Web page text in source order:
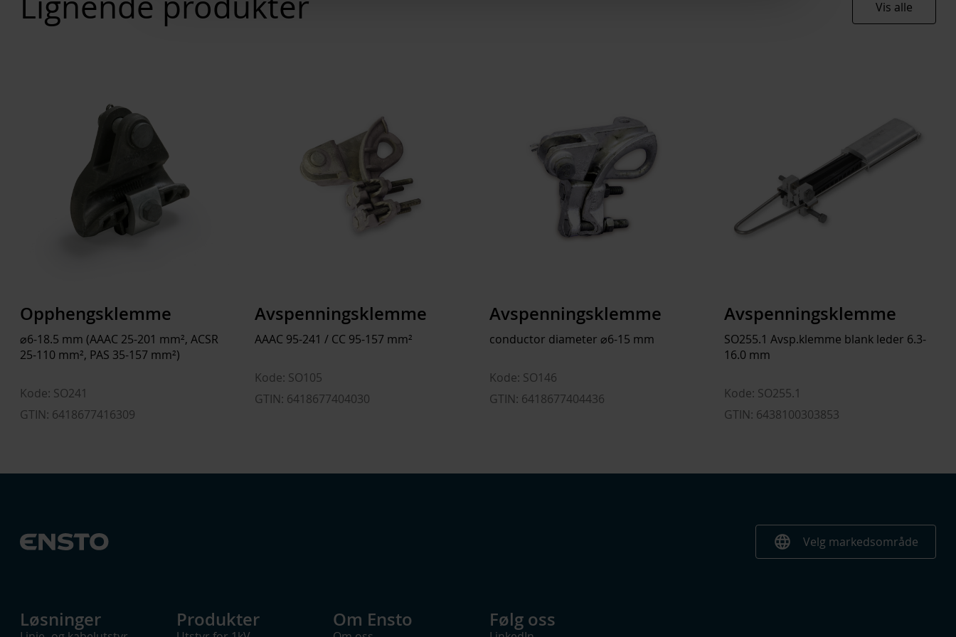
EC003516
Type tilbehør/reservedel
Other
Vis alle
Opphengsklemme
⌀6-18.5 mm (AAAC 25-201 mm², ACSR
25-110 mm², PAS 35-157 mm²)
Kode: SO241
GTIN: 6418677416309
Avspenningsklemme
AAAC 95-241 / CC 95-157 mm²
Kode: SO105
GTIN: 6418677404030
Avspenningsklemme
conductor diameter ⌀6-15 mm
Kode: SO146
GTIN: 6418677404436
Avspenningsklemme
SO255.1 Avsp.klemme blank leder 6.3-
16.0 mm
Kode: SO255.1
GTIN: 6438100303853
language Velg markedsområde
Løsninger Produkter Om Ensto Følg oss